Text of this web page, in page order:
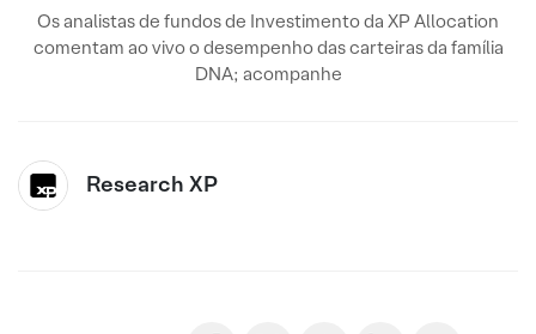
Os analistas de fundos de Investimento da XP Allocation
comentam ao vivo o desempenho das carteiras da família
DNA; acompanhe
Research XP